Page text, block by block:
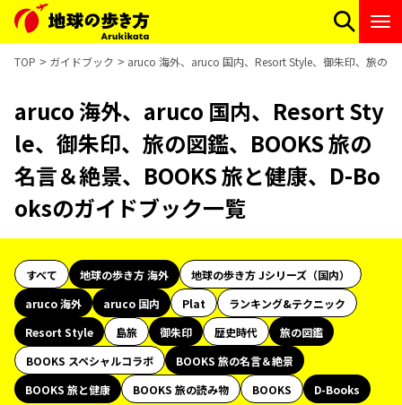
TOP ガイドブック aruco 海外、aruco 国内、Resort Style、御朱印、旅の
aruco 海外、aruco 国内、Resort Sty
le、御朱印、旅の図鑑、BOOKS 旅の
名言＆絶景、BOOKS 旅と健康、D-Bo
oksのガイドブック一覧
すべて 地球の歩き方 海外
地球の歩き方 Jシリーズ（国内）
aruco 海外
aruco 国内 Plat
ランキング&テクニック
Resort Style
島旅 御朱印 歴史時代
旅の図鑑
BOOKS スペシャルコラボ
BOOKS 旅の名言＆絶景
BOOKS 旅と健康
BOOKS 旅の読み物 BOOKS
D-Books